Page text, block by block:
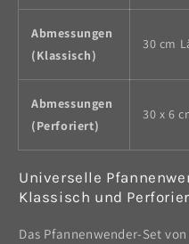
Abmessungen
(Klassisch)
30 cm
Abmessungen
(Perforiert)
30 x 6
Universelle
Klassisch und
Das Pfannenwender-Set